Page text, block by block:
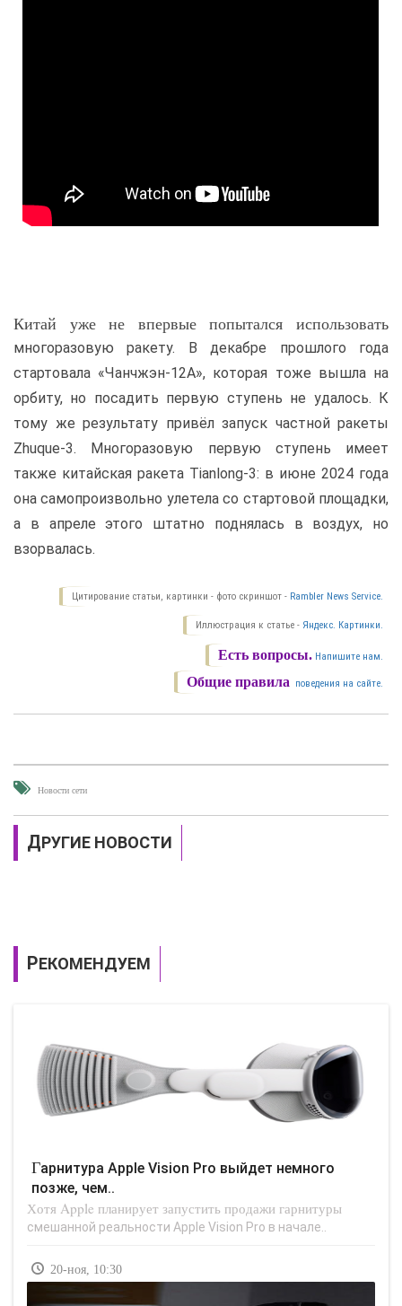
Китай уже не впервые попытался использовать
многоразовую ракету. В декабре прошлого года
стартовала «Чанчжэн-12A», которая тоже вышла на
орбиту, но посадить первую ступень не удалось. К
тому же результату привёл запуск частной ракеты
Zhuque-3. Многоразовую первую ступень имеет
также китайская ракета Tianlong-3: в июне 2024 года
она самопроизвольно улетела со стартовой площадки,
а в апреле этого штатно поднялась в воздух, но
взорвалась.
Цитирование статьи, картинки - фото скриншот - Rambler News Service.
Иллюстрация к статье - Яндекс. Картинки.
Есть вопросы. Напишите нам.
Общие правила поведения на сайте.
Новости сети
ДРУГИЕ НОВОСТИ
РЕКОМЕНДУЕМ
Гарнитура Apple Vision Pro выйдет немного
позже, чем..
Хотя Apple планирует запустить продажи гарнитуры
смешанной реальности Apple Vision Pro в начале..
20-ноя, 10:30